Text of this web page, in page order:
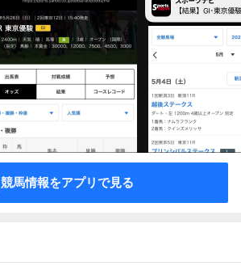
競馬情報をアプリで見る